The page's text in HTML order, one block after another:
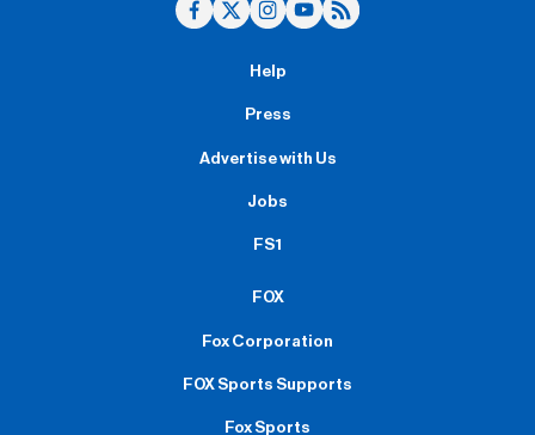
Help
Press
Advertise with Us
Jobs
FS1
FOX
Fox Corporation
FOX Sports Supports
Fox Sports